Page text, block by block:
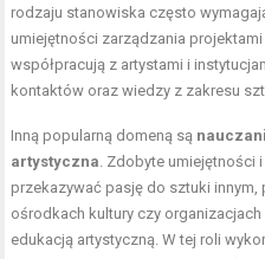
rodzaju stanowiska często
umiejętności zarządzania
współpracują z artystami i
kontaktów oraz wiedzy z zakresu
Inną popularną domeną są
artystyczna. Zdobyte umiejętności
przekazywać pasję do sztuki innym,
ośrodkach kultury czy
edukacją artystyczną. W tej roli